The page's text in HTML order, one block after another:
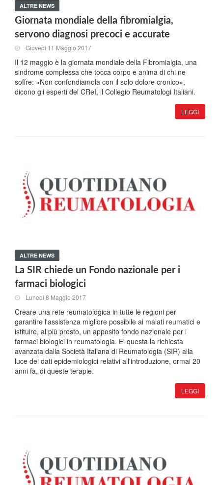
ALTRE NEWS
Giornata mondiale della fibromialgia,
servono diagnosi precoci e accurate
Giovedi 11 Maggio 2017
Il 12 maggio è la giornata mondiale della Fibromialgia, una
sindrome complessa che tocca corpo e anima di chi ne
soffre: «Non confondiamola con il solo dolore cronico»,
dicono gli esperti del CReI, il Collegio Reumatologi Italiani.
LEGGI
ALTRE NEWS
La SIR chiede un Fondo nazionale per i
farmaci biologici
Lunedi 8 Maggio 2017
Creare una rete reumatologica in tutte le regioni per
garantire l'assistenza migliore possibile ai malati reumatici e
istituire, al più presto, un apposito fondo nazionale per i
farmaci biologici in reumatologia. E' questa la richiesta
avanzata dalla Società Italiana di Reumatologia (SIR) alla
luce dei dati epidemiologici relativi all'introduzione, ormai 20
anni fa, di queste terapie.
LEGGI